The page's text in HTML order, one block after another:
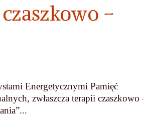
–
Energetycznymi Pamięć
zwłaszcza terapii czaszkowo